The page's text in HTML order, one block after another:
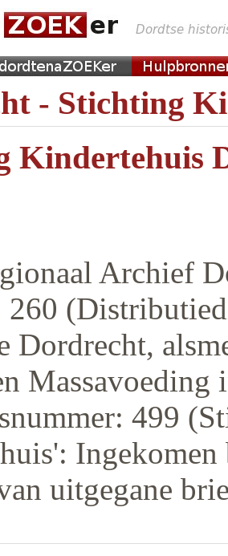
- Stichting
Kindertehuis
Archief
260
Dordrecht,
Massavoeding
499
Ingekomen
uitgegane